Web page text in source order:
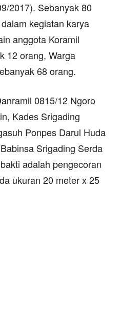
2017). Sebanyak 80
kegiatan karya
anggota Koramil
12 orang, Warga
68 orang.
0815/12 Ngoro
Kades Srigading
Ponpes Darul Huda
Srigading Serda
adalah pengecoran
ukuran 20 meter x 25